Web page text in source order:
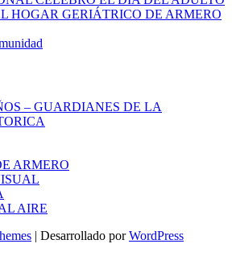
HOGAR GERIÁTRICO DE ARMERO
– GUARDIANES DE LA
ARMERO
AIRE
| Desarrollado porWordPress